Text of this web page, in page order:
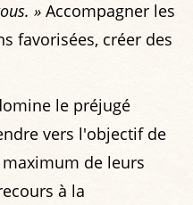
» Accompagner les
favorisées, créer des
le préjugé
vers l'objectif de
de leurs
à la